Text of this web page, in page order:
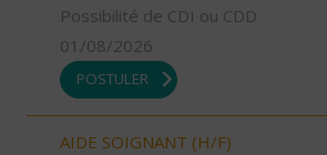
Possibilité de CDI ou CDD
01/08/2026
POSTULER
AIDE SOIGNANT (H/F)